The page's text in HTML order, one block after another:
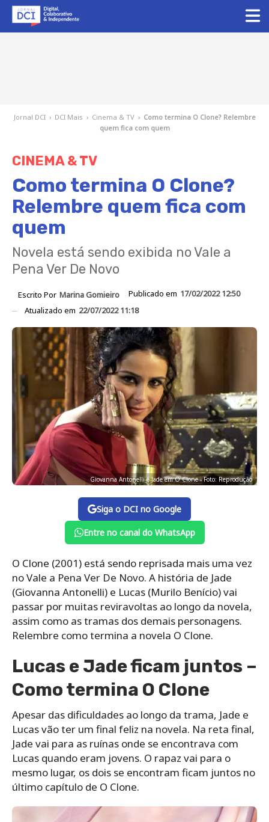
Jornal DCI › DCI Mais › Cinema & TV › Como termina O Clone? Relembre
quem fica com quem
CINEMA & TV
Como termina O Clone?
Relembre quem fica com
quem
Novela está sendo exibida no Vale a
Pena Ver De Novo
Escrito Por Marina Gomieiro Publicado em 17/02/2022 12:50
Atualizado em 22/07/2022 11:18
Giovanna Antonelli é Jade em O Clone - Foto: Reprodução
Siga o DCI no Google
Entre no canal do WhatsApp
O Clone (2001) está sendo reprisada mais uma vez
no Vale a Pena Ver De Novo. A história de Jade
(Giovanna Antonelli) e Lucas (Murilo Benício) vai
passar por muitas reviravoltas ao longo da novela,
assim como as tramas dos demais personagens.
Relembre como termina a novela O Clone.
Lucas e Jade ficam juntos –
Como termina O Clone
Apesar das dificuldades ao longo da trama, Jade e
Lucas vão ter um final feliz na novela. Na reta final,
Jade vai para as ruínas onde se encontrava com
Lucas quando eram jovens. O rapaz vai para o
mesmo lugar, os dois se encontram ficam juntos no
último capítulo de O Clone.